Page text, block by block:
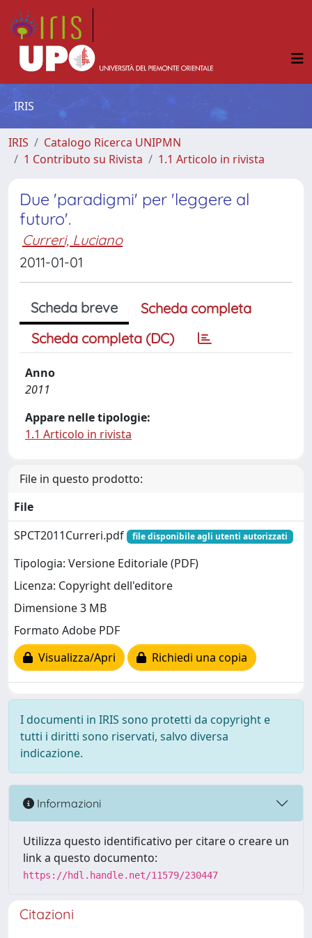
IRIS
IRIS
Catalogo Ricerca UNIPMN
1 Contributo su Rivista
1.1 Articolo in rivista
Due 'paradigmi' per 'leggere al
futuro'.
Curreri, Luciano
2011-01-01
Scheda breve
Scheda completa
Scheda completa (DC)
Anno
2011
Appare nelle tipologie:
1.1 Articolo in rivista
File in questo prodotto:
File
SPCT2011Curreri.pdf
file disponibile agli utenti autorizzati
Tipologia: Versione Editoriale (PDF)
Licenza: Copyright dell'editore
Dimensione 3 MB
Formato Adobe PDF
Visualizza/Apri
Richiedi una copia
I documenti in IRIS sono protetti da copyright e
tutti i diritti sono riservati, salvo diversa
indicazione.
Informazioni
Utilizza questo identificativo per citare o creare un
link a questo documento:
https://hdl.handle.net/11579/230447
Citazioni